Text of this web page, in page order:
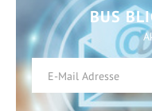
BUS